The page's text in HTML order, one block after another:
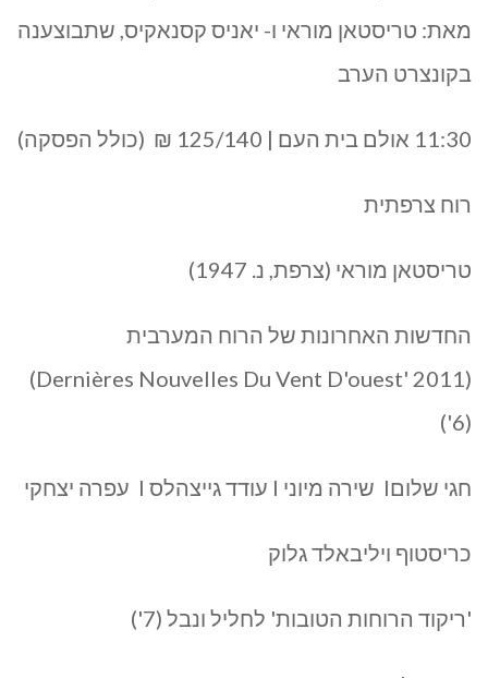
מאת: טריסטאן מוראי ו- יאניס קסנאקיס, שתבוצענה
בקונצרט הערב
11:30 אולם בית העם | 125/140 ₪ (כולל הפסקה)
רוח צרפתית
טריסטאן מוראי (צרפת, נ. 1947)
החדשות האחרונות של הרוח המערבית
(Dernières Nouvelles Du Vent D'ouest' 2011)
(6')
חגי שלוםI שירה מיוני I עודד גייצהלס I עפרה יצחקי
כריסטוף ויליבאלד גלוק
'ריקוד הרוחות הטובות' לחליל ונבל (7')